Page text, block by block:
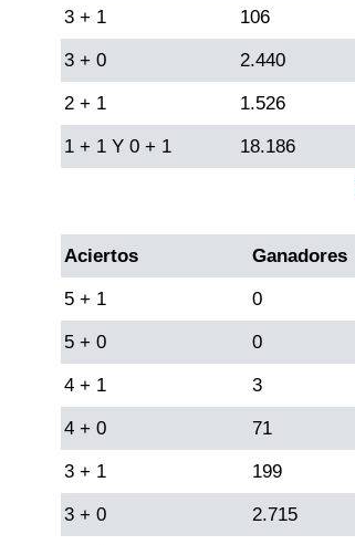
Lotería de Santander
Lotería del Cauca
Lotería de Boyaca
Antioqueñita Día
Antioqueñita Tarde
Astro Luna
3 + 1 106
3 + 0 2.440
2 + 1 1.526
1 + 1 Y 0 + 1 18.186
Aciertos Ganadores
5 + 1 0
5 + 0 0
4 + 1 3
4 + 0 71
3 + 1 199
3 + 0 2.715